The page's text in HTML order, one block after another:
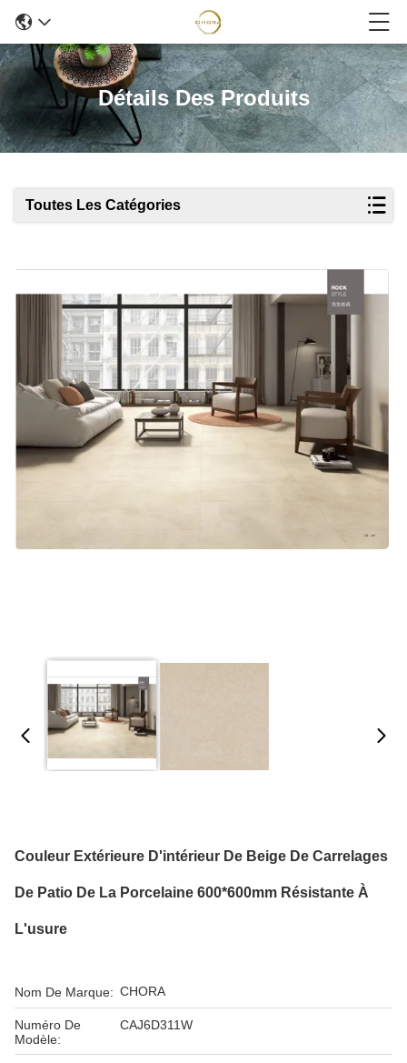
Détails Des Produits
Toutes Les Catégories
Couleur Extérieure D'intérieur De Beige De Carrelages
De Patio De La Porcelaine 600*600mm Résistante À
L'usure
Nom De Marque: CHORA
Numéro De
Modèle:
CAJ6D311W